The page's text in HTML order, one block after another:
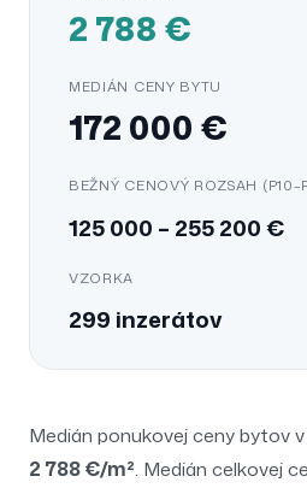
2 788 €
MEDIÁN CENY BYTU
172 000 €
BEŽNÝ CENOVÝ ROZSAH
125 000 – 255 200€
VZORKA
299 inzerátov
Medián ponukovej cenybytov
2 788€/m². Medián celkovej